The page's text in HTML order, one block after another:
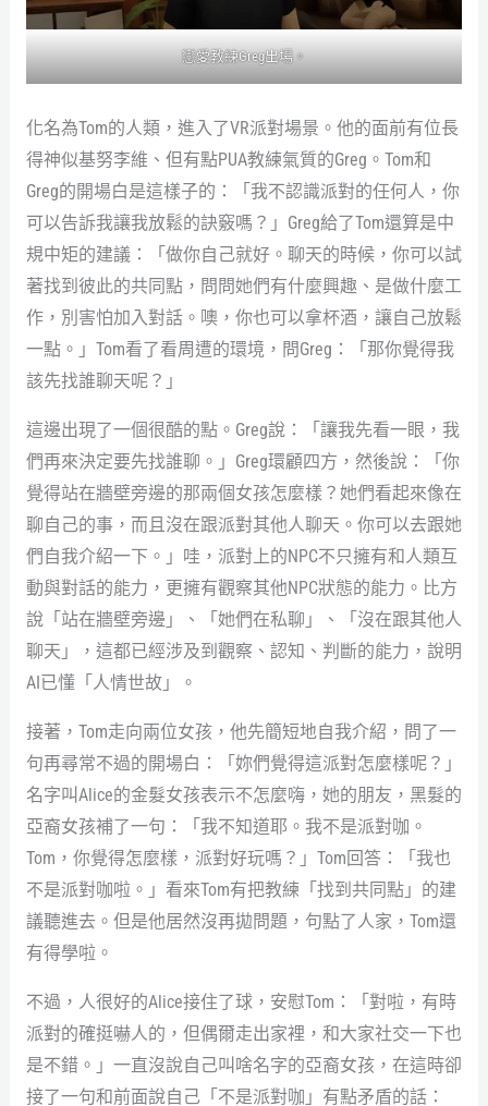
戀愛教練Greg出場。
化名為Tom的人類，進入了VR派對場景。他的面前有位長
得神似基努李維、但有點PUA教練氣質的Greg。Tom和
Greg的開場白是這樣子的：「我不認識派對的任何人，你
可以告訴我讓我放鬆的訣竅嗎？」Greg給了Tom還算是中
規中矩的建議：「做你自己就好。聊天的時候，你可以試
著找到彼此的共同點，問問她們有什麼興趣、是做什麼工
作，別害怕加入對話。噢，你也可以拿杯酒，讓自己放鬆
一點。」Tom看了看周遭的環境，問Greg：「那你覺得我
該先找誰聊天呢？」
這邊出現了一個很酷的點。Greg說：「讓我先看一眼，我
們再來決定要先找誰聊。」Greg環顧四方，然後說：「你
覺得站在牆壁旁邊的那兩個女孩怎麼樣？她們看起來像在
聊自己的事，而且沒在跟派對其他人聊天。你可以去跟她
們自我介紹一下。」哇，派對上的NPC不只擁有和人類互
動與對話的能力，更擁有觀察其他NPC狀態的能力。比方
說「站在牆壁旁邊」、「她們在私聊」、「沒在跟其他人
聊天」，這都已經涉及到觀察、認知、判斷的能力，說明
AI已懂「人情世故」。
接著，Tom走向兩位女孩，他先簡短地自我介紹，問了一
句再尋常不過的開場白：「妳們覺得這派對怎麼樣呢？」
名字叫Alice的金髮女孩表示不怎麼嗨，她的朋友，黑髮的
亞裔女孩補了一句：「我不知道耶。我不是派對咖。
Tom，你覺得怎麼樣，派對好玩嗎？」Tom回答：「我也
不是派對咖啦。」看來Tom有把教練「找到共同點」的建
議聽進去。但是他居然沒再拋問題，句點了人家，Tom還
有得學啦。
不過，人很好的Alice接住了球，安慰Tom：「對啦，有時
派對的確挺嚇人的，但偶爾走出家裡，和大家社交一下也
是不錯。」一直沒說自己叫啥名字的亞裔女孩，在這時卻
接了一句和前面說自己「不是派對咖」有點矛盾的話：